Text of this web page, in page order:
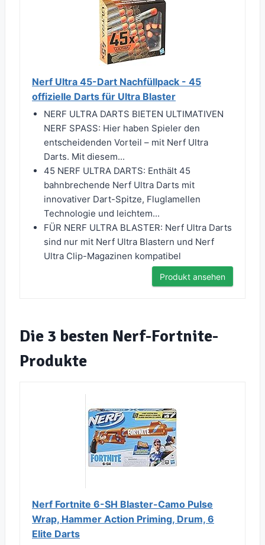
Nerf Ultra 45-Dart Nachfüllpack - 45
offizielle Darts für Ultra Blaster
NERF ULTRA DARTS BIETEN ULTIMATIVEN
NERF SPASS: Hier haben Spieler den
entscheidenden Vorteil – mit Nerf Ultra
Darts. Mit diesem...
45 NERF ULTRA DARTS: Enthält 45
bahnbrechende Nerf Ultra Darts mit
innovativer Dart-Spitze, Fluglamellen
Technologie und leichtem...
FÜR NERF ULTRA BLASTER: Nerf Ultra Darts
sind nur mit Nerf Ultra Blastern und Nerf
Ultra Clip-Magazinen kompatibel
Produkt ansehen
Die 3 besten Nerf-Fortnite-
Produkte
Nerf Fortnite 6-SH Blaster-Camo Pulse
Wrap, Hammer Action Priming, Drum, 6
Elite Darts